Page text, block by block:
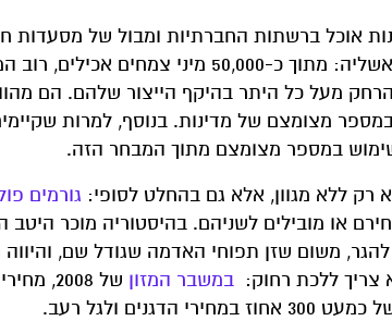
אוכל ברשתות החברתיות ומבול של מסעדות
ואין-סופי. אולם למעשה, מדובר באשליה:
מצומצם של מדינות. בנוסף, למרות
רק ללא מגוון, אלא גם בהחלט לסופי: גורמים
ו-2.5 מיליון נאלצו להגר, משום שזן תפוחי האדמה שגודל
צריך ללכת רחוק: במשבר המזון
של
ולגל רעב.